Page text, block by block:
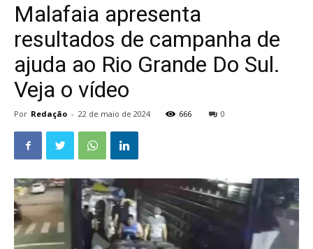
Malafaia apresenta
resultados de campanha de
ajuda ao Rio Grande Do Sul.
Veja o vídeo
Por Redação - 22 de maio de 2024 666 0